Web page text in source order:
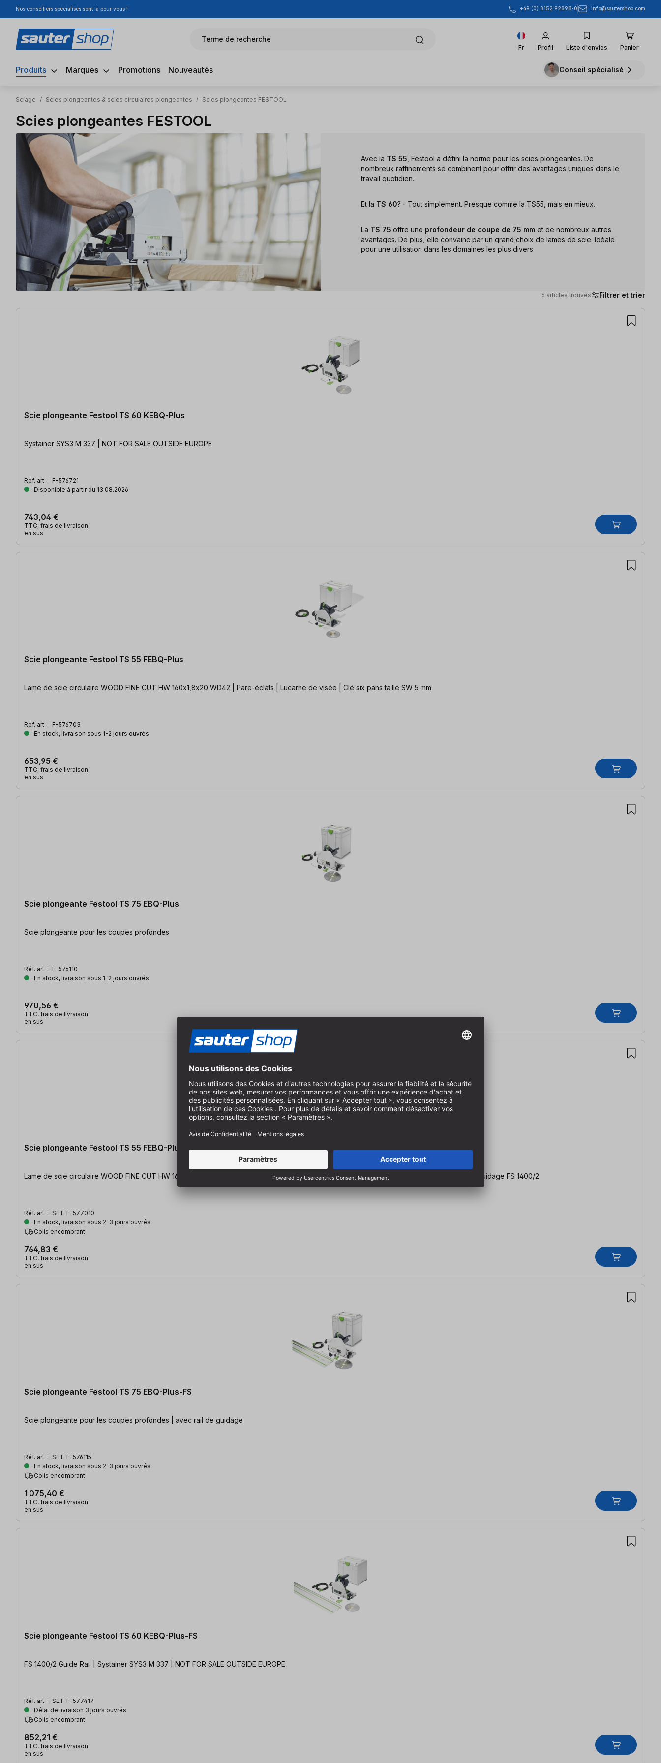
au contenu principal
Passer à la recherche
Passer à la navigation principale
Nos conseillers spécialisés sont là pour vous ! +49 (0) 8152 92898-0 info@sautershop.com
Terme de recherche
Fr Profil Liste d'envies Panier
Produits Marques Promotions Nouveautés Conseil spécialisé
Sciage / Scies plongeantes & scies circulaires plongeantes / Scies plongeantes FESTOOL
Scies plongeantes FESTOOL
Avec la TS 55 , Festool a défini la norme pour les scies plongeantes. De
nombreux raffinements se combinent pour offrir des avantages uniques dans le
travail quotidien.
Et la TS 60? - Tout simplement. Presque comme la TS55, mais en mieux.
La TS 75 offre une profondeur de coupe de 75 mm et de nombreux autres
avantages. De plus, elle convainc par un grand choix de lames de scie. Idéale
pour une utilisation dans les domaines les plus divers.
6 articles trouvés Filtrer et trier
6 articles trouvés
Scie plongeante Festool TS 60 KEBQ-Plus
Systainer SYS3 M 337 | NOT FOR SALE OUTSIDE EUROPE
Réf. art. : F-576721
Disponible à partir du 13.08.2026
743,04 €
TTC, frais de livraison
en sus
Scie plongeante Festool TS 55 FEBQ-Plus
Lame de scie circulaire WOOD FINE CUT HW 160x1,8x20 WD42 | Pare-éclats | Lucarne de visée | Clé six pans taille SW 5 mm
Réf. art. : F-576703
En stock, livraison sous 1-2 jours ouvrés
653,95 €
TTC, frais de livraison
en sus
Scie plongeante Festool TS 75 EBQ-Plus
Scie plongeante pour les coupes profondes
Réf. art. : F-576110
En stock, livraison sous 1-2 jours ouvrés
970,56 €
TTC, frais de livraison
en sus
Scie plongeante Festool TS 55 FEBQ-Plus-FS
Lame de scie circulaire WOOD FINE CUT HW 160x1,8x20 WD42 | pare-éclats | lucarne de visée | clé six pans creux taille SW 5 mm | rail de guidage FS 1400/2
Réf. art. : SET-F-577010
En stock, livraison sous 2-3 jours ouvrés
Colis encombrant
764,83 €
TTC, frais de livraison
en sus
Scie plongeante Festool TS 75 EBQ-Plus-FS
Scie plongeante pour les coupes profondes | avec rail de guidage
Réf. art. : SET-F-576115
En stock, livraison sous 2-3 jours ouvrés
Colis encombrant
1 075,40 €
TTC, frais de livraison
en sus
Scie plongeante Festool TS 60 KEBQ-Plus-FS
FS 1400/2 Guide Rail | Systainer SYS3 M 337 | NOT FOR SALE OUTSIDE EUROPE
Réf. art. : SET-F-577417
Délai de livraison 3 jours ouvrés
Colis encombrant
852,21 €
TTC, frais de livraison
en sus